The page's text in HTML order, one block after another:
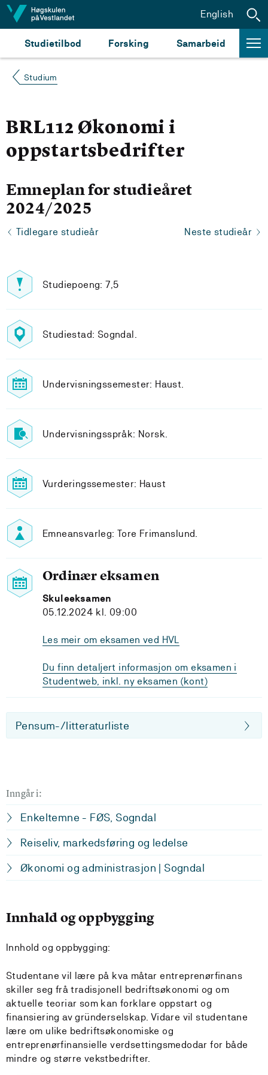
Hopp til innhald
Studietilbod Forsking Samarbeid
English
Studium
BRL112 Økonomi i
oppstartsbedrifter
Emneplan for studieåret
2024/2025
Tidlegare studieår Neste studieår
Studiepoeng: 7,5
Studiestad: Sogndal.
Undervisningssemester: Haust.
Undervisningsspråk: Norsk.
Vurderingssemester: Haust
Emneansvarleg: Tore Frimanslund.
Ordinær eksamen
Skuleeksamen
05.12.2024 kl. 09:00
Les meir om eksamen ved HVL
Du finn detaljert informasjon om eksamen i
Studentweb, inkl. ny eksamen (kont)
Pensum-/litteraturliste
Inngår i:
Enkeltemne - FØS, Sogndal
Reiseliv, markedsføring og ledelse
Økonomi og administrasjon | Sogndal
Innhald og oppbygging
Innhold og oppbygging:
Studentane vil lære på kva måtar entreprenørfinans
skiller seg frå tradisjonell bedriftsøkonomi og om
aktuelle teoriar som kan forklare oppstart og
finansiering av gründerselskap. Vidare vil studentane
lære om ulike bedriftsøkonomiske og
entreprenørfinansielle verdsettingsmedodar for både
mindre og større vekstbedrifter.